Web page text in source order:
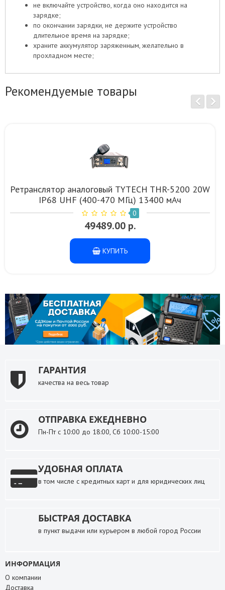
не включайте устройство, когда оно находится на
зарядке;
по окончании зарядки, не держите устройство
длительное время на зарядке;
храните аккумулятор заряженным, желательно в
прохладном месте;
Рекомендуемые товары
Ретранслятор аналоговый TYTECH THR-5200 20W
IP68 UHF (400-470 МГц) 13400 мАч
0
49489.00 р.
КУПИТЬ
ГАРАНТИЯ
качества на весь товар
ОТПРАВКА ЕЖЕДНЕВНО
Пн-Пт с 10:00 до 18:00, Сб 10:00-15:00
УДОБНАЯ ОПЛАТА
в том числе с кредитных карт и для юридических лиц
БЫСТРАЯ ДОСТАВКА
в пункт выдачи или курьером в любой город России
ИНФОРМАЦИЯ
О компании
Доставка